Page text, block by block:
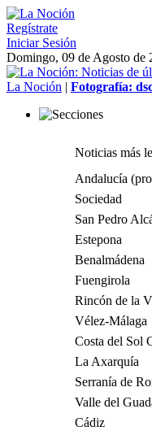
Regístrate
Iniciar Sesión
Domingo, 09 de Agosto de
La Noción | Fotografía:
Noticias más
Andalucía
Sociedad
San Pedro
Estepona
Benalmádena
Fuengirola
Rincón de la
Vélez-Málaga
Costa del Sol
La Axarquía
Serranía de
Valle del
Cádiz